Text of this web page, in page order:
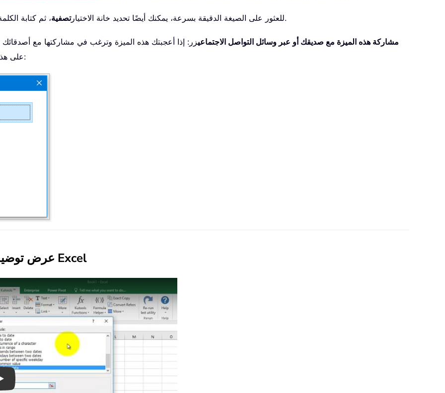
2. للعثور على الصيغة الدقيقة بسرعة، يمكنك أيضًا تحديد خانة الاختيارتصفية، ثم كتابة .
مشاركة هذه الميزة مع صديقك أو عبر وسائل التواصل الاجتماعيزر: إذا أعجبتك هذه الميزة وترغب في مشاركتها مع أصدقائك
على. راجع لقطة الشاشة:
عرض توضيحي: إزالة تنسيق الوقت بشكل دائم في Excel